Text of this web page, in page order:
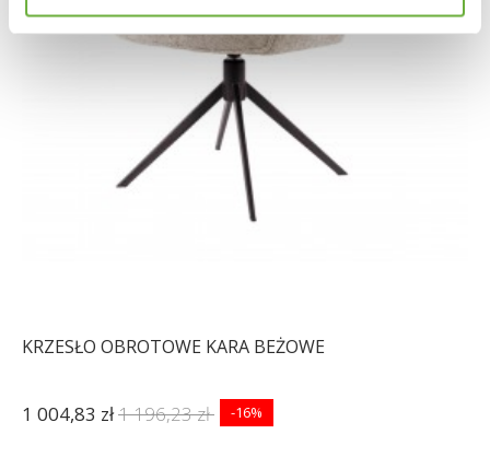
KRZESŁO OBROTOWE KARA BEŻOWE
1 004,83 zł1 196,23 zł -16%